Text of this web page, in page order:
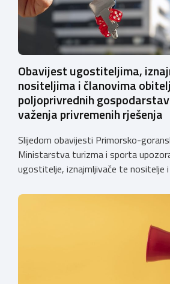
Obavijest ugostiteljima,
nositeljima i članovima
poljoprivrednih
važenja privremenih rješenja
Slijedom obavijesti Primorsko-
Ministarstva turizma i sporta
ugostitelje, iznajmljivače te nositelje
privremenih rješenja izdanih sukladno
1. siječnja 2025. godine više ne mogu
zahtjevi za izdavanje privremenih